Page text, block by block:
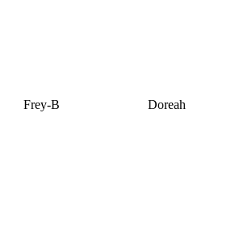
Frey-B Doreah